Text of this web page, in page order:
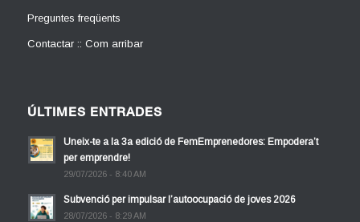
Preguntes freqüents
Contactar :: Com arribar
ÚLTIMES ENTRADES
Uneix-te a la 3a edició de FemEmprenedores: Empodera’t
per emprendre!
29/07/2026 - 8:40 AM
Subvenció per impulsar l’autoocupació de joves 2026
28/07/2026 - 8:29 AM